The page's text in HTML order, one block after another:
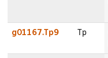
g01167.Tp9 Tp